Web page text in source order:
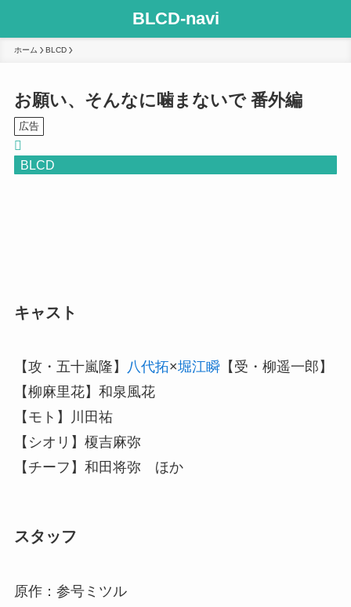
BLCD-navi
ホーム BLCD
お願い、そんなに噛まないで 番外編
広告
BLCD
キャスト
【攻・五十嵐隆】 八代拓×堀江瞬 【受・柳遥一郎】
【柳麻里花】和泉風花
【モト】川田祐
【シオリ】榎吉麻弥
【チーフ】和田将弥 ほか
スタッフ
原作：参号ミツル